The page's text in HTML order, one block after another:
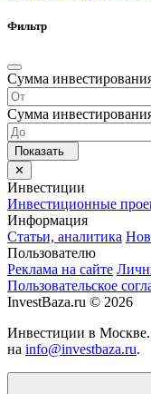
Фильтр
Сумма
Сумма
Инвестиции
Инвестиционные
Информация
Статьи, аналитика
Пользователю
Реклама на сайте
Пользовательское
InvestBaza.ru © 2026
Инвестиции в Москве.
на info@investbaza.ru.